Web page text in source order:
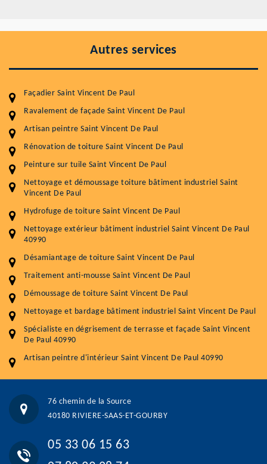
Autres services
Façadier Saint Vincent De Paul
Ravalement de façade Saint Vincent De Paul
Artisan peintre Saint Vincent De Paul
Rénovation de toiture Saint Vincent De Paul
Peinture sur tuile Saint Vincent De Paul
Nettoyage et démoussage toiture bâtiment industriel Saint
Vincent De Paul
Hydrofuge de toiture Saint Vincent De Paul
Nettoyage extérieur bâtiment industriel Saint Vincent De Paul
40990
Désamiantage de toiture Saint Vincent De Paul
Traitement anti-mousse Saint Vincent De Paul
Démoussage de toiture Saint Vincent De Paul
Nettoyage et bardage bâtiment industriel Saint Vincent De Paul
Spécialiste en dégrisement de terrasse et façade Saint Vincent
De Paul 40990
Artisan peintre d'intérieur Saint Vincent De Paul 40990
76 chemin de la Source
40180 RIVIERE-SAAS-ET-GOURBY
05 33 06 15 63
Entretenir votre toiture, c'est préserver sa
durabilité
Service
Démoussage toiture
Traitement hydrofuge toiture
Prix au m²
Artisant local recommander
76 chemin de la Source 40180 RIVIERE-SAAS-ET-GOURBY